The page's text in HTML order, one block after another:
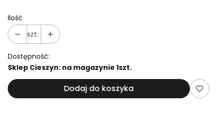
Ilość
szt.
Dostępność:
Sklep Cieszyn: na magazynie 1szt.
Dodaj do koszyka